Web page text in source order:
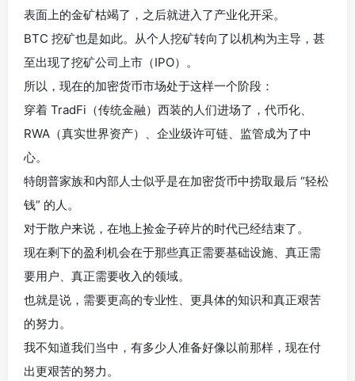
表面上的金矿枯竭了，之后就进入了产业化开采。
BTC 挖矿也是如此。从个人挖矿转向了以机构为主导，甚
至出现了挖矿公司上市（IPO）。
所以，现在的加密货币市场处于这样一个阶段：
穿着 TradFi（传统金融）西装的人们进场了，代币化、
RWA（真实世界资产）、企业级许可链、监管成为了中
心。
特朗普家族和内部人士似乎是在加密货币中捞取最后 “轻松
钱” 的人。
对于散户来说，在地上捡金子碎片的时代已经结束了。
现在剩下的盈利机会在于那些真正需要基础设施、真正需
要用户、真正需要收入的领域。
也就是说，需要更高的专业性、更具体的知识和真正艰苦
的努力。
我不知道我们当中，有多少人准备好像以前那样，现在付
出更艰苦的努力。